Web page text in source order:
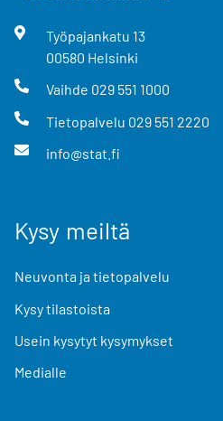
Työpajankatu 13
00580 Helsinki
Vaihde 029 551 1000
Tietopalvelu 029 551 2220
info@stat.fi
Kysy meiltä
Neuvonta ja tietopalvelu
Kysy tilastoista
Usein kysytyt kysymykset
Medialle